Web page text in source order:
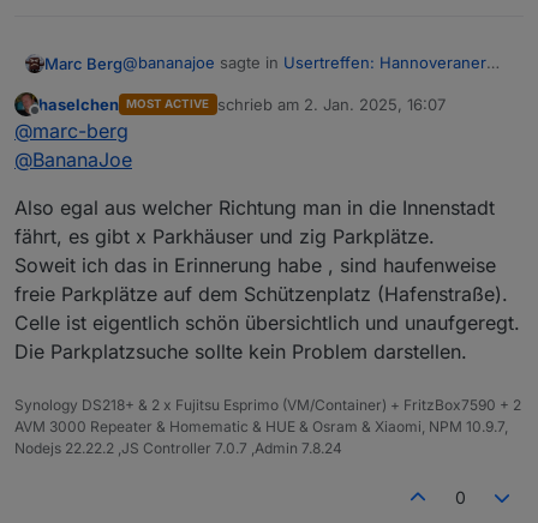
Das rote Dach oben müsste die Lokalität sein,
Marc Berg@bananajoe sagte in Usertreffen: Hannoveraner
auf "Insiderwissen von Einheimischen". ;-)
haselchen MOST ACTIVE schrieb am 2. Jan. 2025, 16:07
zuletzt editiert von
@marc-berg
@BananaJoe
Also egal aus welcher Richtung man in die Innenstadt
fährt, es gibt x Parkhäuser und zig Parkplätze.
Soweit ich das in Erinnerung habe , sind haufenweise
freie Parkplätze auf dem Schützenplatz (Hafenstraße).
Celle ist eigentlich schön übersichtlich und unaufgeregt.
Die Parkplatzsuche sollte kein Problem darstellen.
Synology DS218+ & 2 x Fujitsu Esprimo (VM/Container) + FritzBox7590 + 2
AVM 3000 Repeater & Homematic & HUE & Osram & Xiaomi, NPM 10.9.7,
Nodejs 22.22.2 ,JS Controller 7.0.7 ,Admin 7.8.24
0